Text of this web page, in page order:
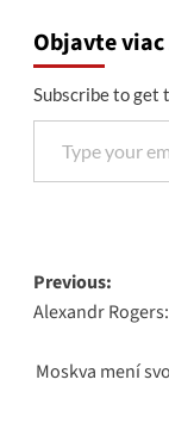
Objavte
Subscribe to get
Type your email…
Post
Previous:
Alexandr
Moskva mení